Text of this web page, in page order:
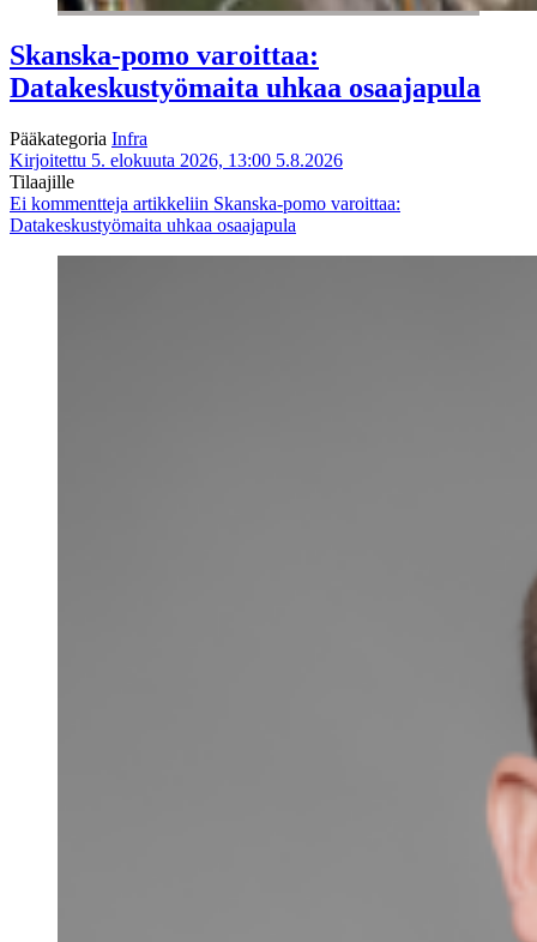
Skanska-pomo varoittaa:
Datakeskustyömaita uhkaa osaajapula
Pääkategoria Infra
Kirjoitettu 5. elokuuta 2026, 13:00 5.8.2026
Tilaajille
Ei kommentteja artikkeliin Skanska-pomo varoittaa:
Datakeskustyömaita uhkaa osaajapula